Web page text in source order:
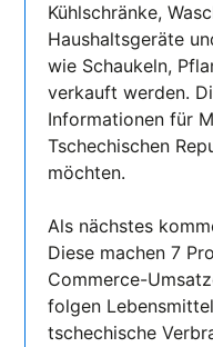
Kühlschränke,
Haushaltsgeräte
wie Schaukeln,
verkauft werden.
Informationen für
Tschechischen
möchten.
Als nächstes
Diese machen 7
Commerce-
folgen
tschechische